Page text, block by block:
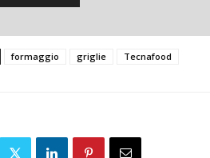
formaggio griglie Tecnafood